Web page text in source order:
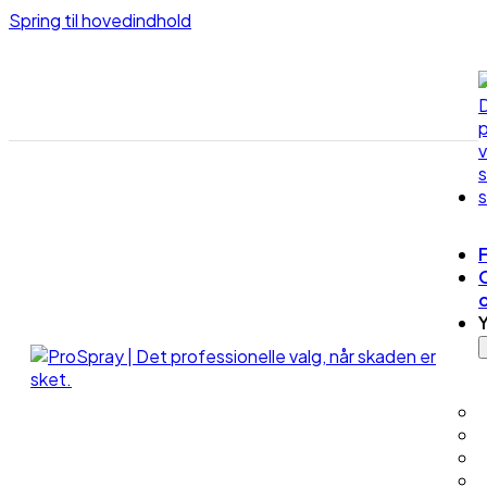
Spring til hovedindhold